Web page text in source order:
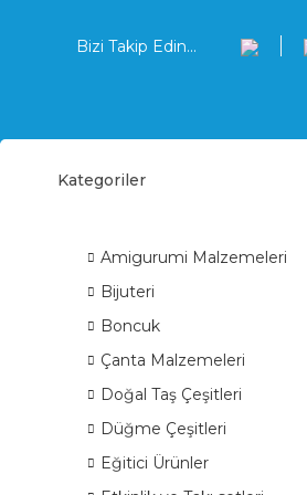
Bizi Takip Edin...
Kategoriler
ÜRÜN GRUPLARI
Amigurumi Malzemeleri
Bijuteri
Boncuk
Çanta Malzemeleri
Doğal Taş Çeşitleri
Düğme Çeşitleri
Eğitici Ürünler